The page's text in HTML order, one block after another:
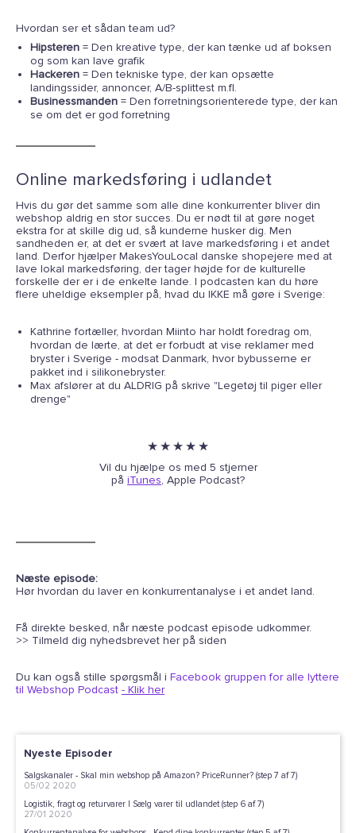
Hvordan ser et sådan team ud?
Hipsteren= Den kreative type, der kan tænke ud af boksen
og som kan lave grafik
Hackeren = Den tekniske type, der kan opsætte
landingssider, annoncer, A/B-splittest m.fl.
Businessmanden= Den forretningsorienterede type, der kan
se om det er god forretning
Online markedsføring i udlandet
Hvis du gør det samme som alle dine konkurrenter bliver din
webshop aldrig en stor succes. Du er nødt til at gøre noget
ekstra for at skille dig ud, så kunderne husker dig. Men
sandheden er, at det er svært at lave markedsføring i et andet
land. Derfor hjælper MakesYouLocal danske shopejere med at
lave lokal markedsføring, der tager højde for de kulturelle
forskelle der er i de enkelte lande. I podcasten kan du høre
flere uheldige eksempler på, hvad du IKKE må gøre i Sverige:
Kathrine fortæller, hvordan Miinto har holdt foredrag om,
hvordan de lærte, at det er forbudt at vise reklamer med
bryster i Sverige - modsat Danmark, hvor bybusserne er
pakket ind i silikonebryster.
Max afslører at du ALDRIG på skrive "Legetøj til piger eller
drenge"
★ ★ ★ ★ ★
Vil du hjælpe os med 5 stjerner
på iTunes, Apple Podcast?
Næste episode:
Hør hvordan du laver en konkurrentanalyse i et andet land.
Få direkte besked, når næste podcast episode udkommer.
>> Tilmeld dig nyhedsbrevet her på siden
Du kan også stille spørgsmål i Facebook gruppen for alle lyttere
til Webshop Podcast - Klik her
Nyeste Episoder
Salgskanaler - Skal min webshop på Amazon? PriceRunner? (step 7 af 7)
05/02 2020
Logistik, fragt og returvarer | Sælg varer til udlandet (step 6 af 7)
27/01 2020